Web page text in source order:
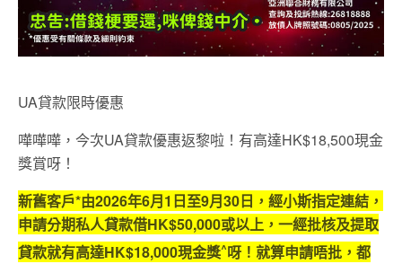
UA貸款限時優惠
嘩嘩嘩，今次UA貸款優惠返黎啦！有高達HK$18,500現金
獎賞呀！
新舊客戶*由2026年6月1日至9月30日，經小斯指定連結，
申請分期私人貸款借HK$50,000或以上，一經批核及提取
貸款就有高達HK$18,000現金獎^呀！就算申請唔批，都